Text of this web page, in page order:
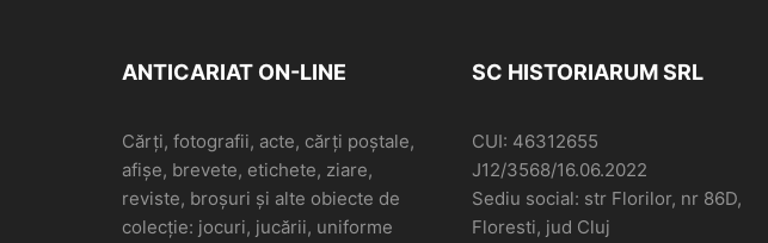
ANTICARIAT ON-LINE
Cărți, fotografii, acte, cărți poștale,
afișe, brevete, etichete, ziare,
reviste, broșuri și alte obiecte de
colecție: jocuri, jucării, uniforme
SC HISTORIARUM SRL
CUI: 46312655
J12/3568/16.06.2022
Sediu social: str Florilor, nr 86D,
Floresti, jud Cluj